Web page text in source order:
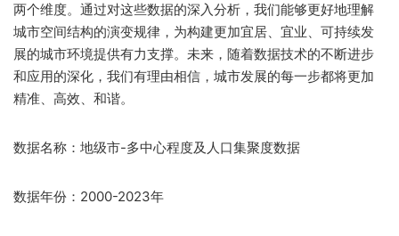
两个维度。通过对这些数据的深入分析，我们能够更好地理解
城市空间结构的演变规律，为构建更加宜居、宜业、可持续发
展的城市环境提供有力支撑。未来，随着数据技术的不断进步
和应用的深化，我们有理由相信，城市发展的每一步都将更加
精准、高效、和谐。
数据名称：地级市-多中心程度及人口集聚度数据
数据年份：2000-2023年